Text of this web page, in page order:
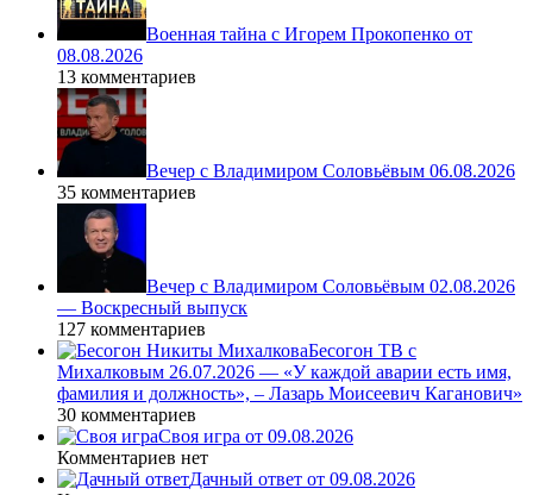
Военная тайна с Игорем Прокопенко от
08.08.2026
13 комментариев
Вечер с Владимиром Соловьёвым 06.08.2026
35 комментариев
Вечер с Владимиром Соловьёвым 02.08.2026
— Воскресный выпуск
127 комментариев
Бесогон ТВ с
Михалковым 26.07.2026 — «У каждой аварии есть имя,
фамилия и должность», – Лазарь Моисеевич Каганович»
30 комментариев
Своя игра от 09.08.2026
Комментариев нет
Дачный ответ от 09.08.2026